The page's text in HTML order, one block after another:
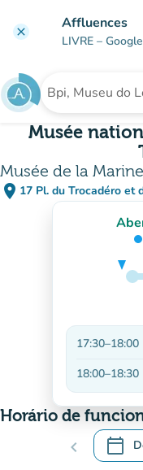
clear Affluences
LIVRE –
Procura uma
Musée
Musée de la Marine
place 17 Pl. du Trocadéro et
17:30–18:00
18:00–18:30
Horário de
chevron_left calendar_today
.Abra